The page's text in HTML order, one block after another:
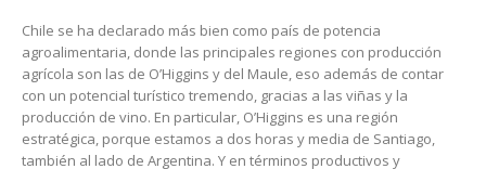
Chile se ha declarado más bien como país de potencia
agroalimentaria, donde las principales regiones con producción
agrícola son las de O’Higgins y del Maule, eso además de contar
con un potencial turístico tremendo, gracias a las viñas y la
producción de vino. En particular, O’Higgins es una región
estratégica, porque estamos a dos horas y media de Santiago,
también al lado de Argentina. Y en términos productivos y